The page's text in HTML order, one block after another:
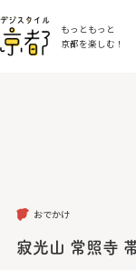
もっともっと
京都を楽しむ！
おでかけ
寂光山 常照寺